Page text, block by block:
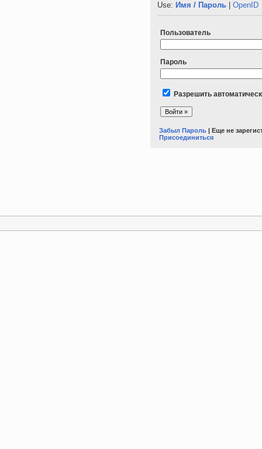
Use: Имя / Пароль |OpenID
Пользователь
Пароль
Разрешить
Забыл Пароль | Еще не
Присоединиться